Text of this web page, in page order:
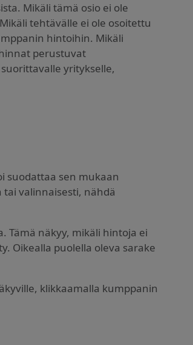
Mikäli tämä osio ei ole
tehtävälle ei ole osoitettu
hintoihin. Mikäli
perustuvat
yritykselle,
suodattaa sen mukaan
valinnaisesti, nähdä
Tämä näkyy, mikäli hintoja ei
Oikealla puolella oleva sarake
klikkaamalla kumppanin